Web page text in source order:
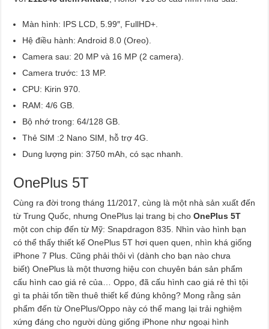
Màn hình: IPS LCD, 5.99″, FullHD+.
Hệ điều hành: Android 8.0 (Oreo).
Camera sau: 20 MP và 16 MP (2 camera).
Camera trước: 13 MP.
CPU: Kirin 970.
RAM: 4/6 GB.
Bộ nhớ trong: 64/128 GB.
Thẻ SIM :2 Nano SIM, hỗ trợ 4G.
Dung lượng pin: 3750 mAh, có sạc nhanh.
OnePlus 5T
Cùng ra đời trong tháng 11/2017, cùng là một nhà sản xuất đến
từ Trung Quốc, nhưng OnePlus lại trang bị choOnePlus 5T
một con chip đến từ Mỹ: Snapdragon 835. Nhìn vào hình bạn
có thể thấy thiết kế OnePlus 5T hơi quen quen, nhìn khá giống
iPhone 7 Plus. Cũng phải thôi vì (dành cho bạn nào chưa
biết) OnePlus là một thương hiệu con chuyên bán sản phẩm
cấu hình cao giá rẻ của… Oppo, đã cấu hình cao giá rẻ thì tội
gì ta phải tốn tiền thuê thiết kế đúng không? Mong rằng sản
phẩm đến từ OnePlus/Oppo này có thể mang lại trải nghiệm
xứng đáng cho người dùng giống iPhone như ngoại hình